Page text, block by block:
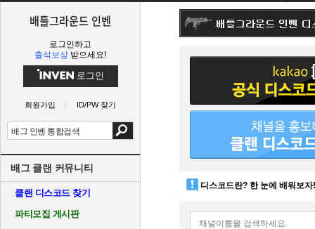
배틀그라운드 인벤
로그인하고
출석보상 받으세요!
로그인
회원가입 ID/PW 찾기
배그 클랜 커뮤니티
클랜 디스코드 찾기
파티모집 게시판
디스코드란? 한 눈에 배워보자!